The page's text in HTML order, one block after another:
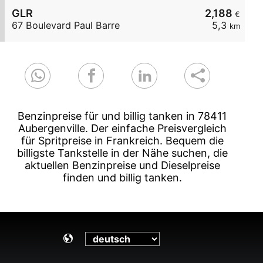
2,188 €
5,3 km
GLR
67 Boulevard Paul Barre
Benzinpreise für und billig tanken in 78411
Aubergenville. Der einfache Preisvergleich
für Spritpreise in Frankreich. Bequem die
billigste Tankstelle in der Nähe suchen, die
aktuellen Benzinpreise und Dieselpreise
finden und billig tanken.